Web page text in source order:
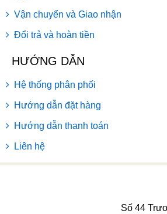
Vận chuyển và Giao nhận
Đổi trả và hoàn tiền
HƯỚNG DẪN
Hệ thống phân phối
Hướng dẫn đặt hàng
Hướng dẫn thanh toán
Liên hệ
Số 44